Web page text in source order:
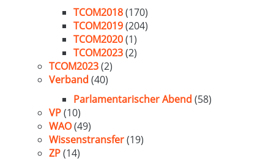
TCOM2018(170)
TCOM2019(204)
TCOM2020(1)
TCOM2023(2)
TCOM2023(2)
Verband (40)
Parlamentarischer Abend (58)
VP(10)
WAO(49)
Wissenstransfer(19)
ZP(14)